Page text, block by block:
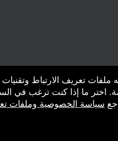
تعريف الارتباط وتقنيات
اختر ما إذا كنت ترغب في
سياسة الخصوصية وملفات